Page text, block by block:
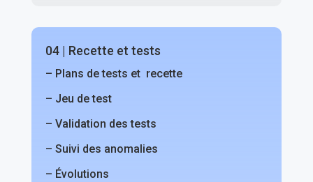
04 | Recette et tests
– Plans de tests et recette
– Jeu de test
– Validation des tests
– Suivi des anomalies
– Évolutions